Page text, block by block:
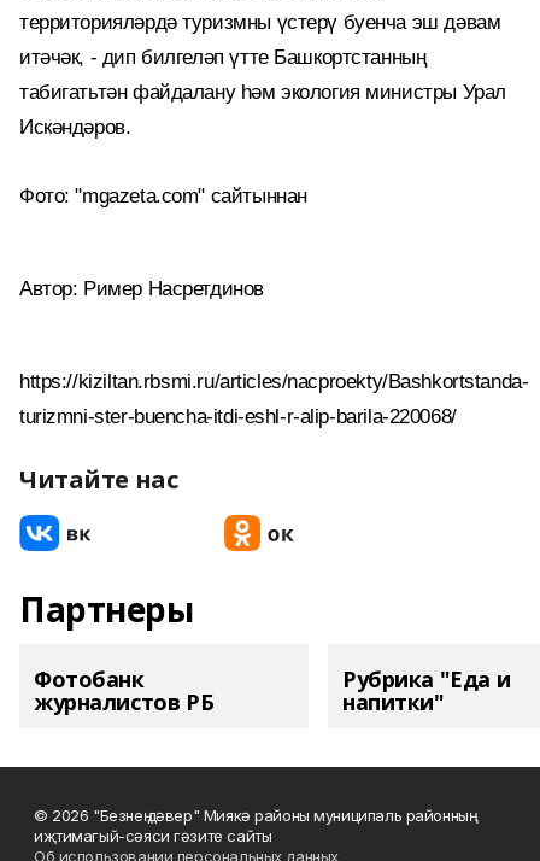
территорияләрдә туризмны үстерү буенча эш дәвам
итәчәк, - дип билгеләп үтте Башкортстанның
табигатьтән файдалану һәм экология министры Урал
Искәндәров.
Фото: "mgazeta.com" сайтыннан
Автор: Ример Насретдинов
https://kiziltan.rbsmi.ru/articles/nacproekty/Bashkortstanda-
turizmni-ster-buencha-itdi-eshl-r-alip-barila-220068/
Читайте нас
Партнеры
Фотобанк
журналистов РБ
Рубрика "Еда и
напитки"
© 2026 "Безнең дәвер" Миякә районы муниципаль районның
иҗтимагый-сәяси гәзите сайты
Об использовании персональных данных